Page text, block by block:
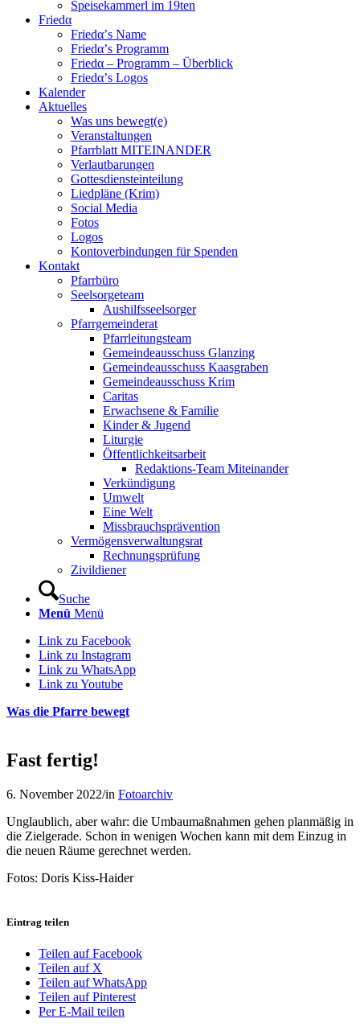
Speisekammerl im 19ten
Friedα
Friedα’s Name
Friedα’s Programm
Friedα – Programm – Überblick
Friedα’s Logos
Kalender
Aktuelles
Was uns bewegt(e)
Veranstaltungen
Pfarrblatt MITEINANDER
Verlautbarungen
Gottesdiensteinteilung
Liedpläne (Krim)
Social Media
Fotos
Logos
Kontoverbindungen für Spenden
Kontakt
Pfarrbüro
Seelsorgeteam
Aushilfsseelsorger
Pfarrgemeinderat
Pfarrleitungsteam
Gemeindeausschuss Glanzing
Gemeindeausschuss Kaasgraben
Gemeindeausschuss Krim
Caritas
Erwachsene & Familie
Kinder & Jugend
Liturgie
Öffentlichkeitsarbeit
Redaktions-Team Miteinander
Verkündigung
Umwelt
Eine Welt
Missbrauchsprävention
Vermögensverwaltungsrat
Rechnungsprüfung
Zivildiener
Suche
Menü Menü
Link zu Facebook
Link zu Instagram
Link zu WhatsApp
Link zu Youtube
Was die Pfarre bewegt
Fast fertig!
6. November 2022/in Fotoarchiv
Unglaublich, aber wahr: die Umbaumaßnahmen gehen planmäßig in
die Zielgerade. Schon in wenigen Wochen kann mit dem Einzug in
die neuen Räume gerechnet werden.
Fotos: Doris Kiss-Haider
Eintrag teilen
Teilen auf Facebook
Teilen auf X
Teilen auf WhatsApp
Teilen auf Pinterest
Per E-Mail teilen